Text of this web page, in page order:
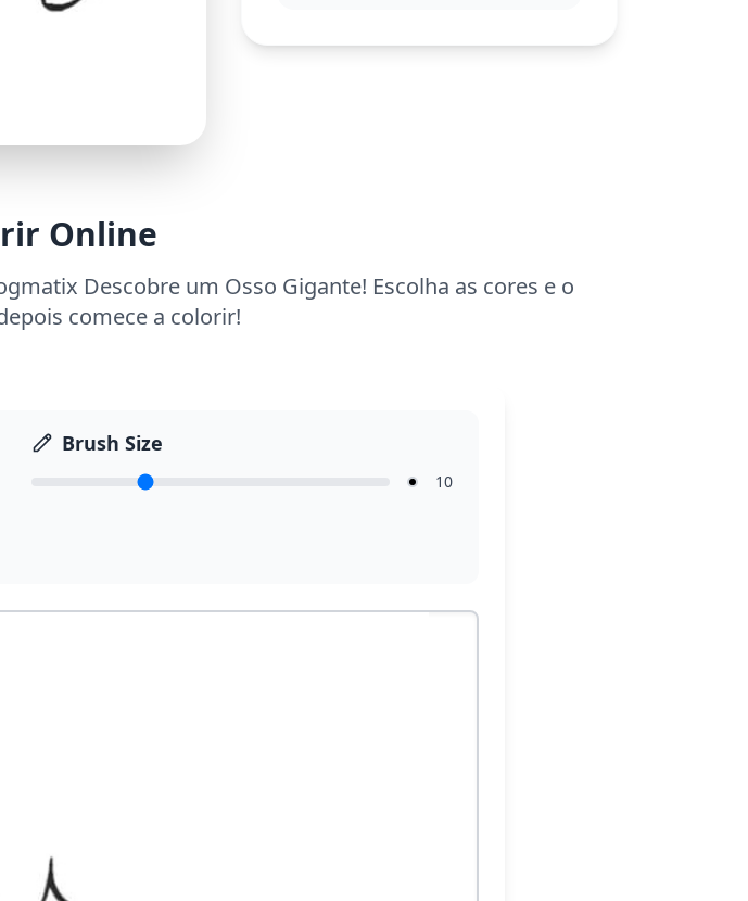
Online
Descobre um Osso Gigante! Escolha as cores e o
comece a colorir!
Brush Size
10